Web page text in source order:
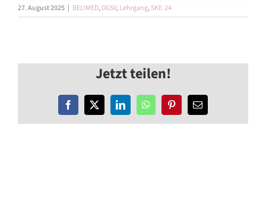
27. August 2025 | BELIMED,DGSV,Lehrgang,SKE-24
Jetzt teilen!
Facebook
X LinkedInWhatsAppPinterest
E-
Mail